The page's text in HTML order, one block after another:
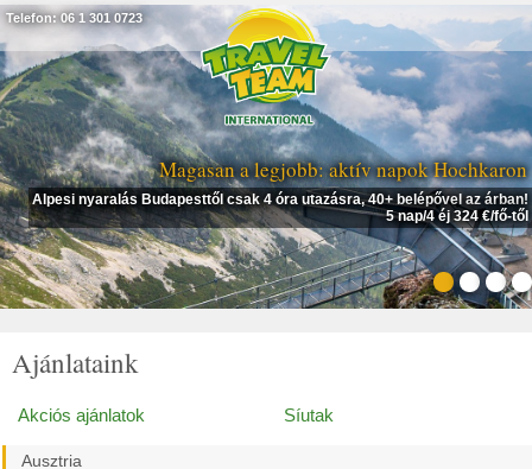
Magasan a legjobb: aktív napok Hochkaron
Alpesi nyaralás Budapesttől csak 4 óra utazásra, 40+ belépővel az árban!
5 nap/4 éj 324 €/fő-től
Telefon: 06 1 301 0723
Ajánlataink
Akciós ajánlatok Síutak
Ausztria